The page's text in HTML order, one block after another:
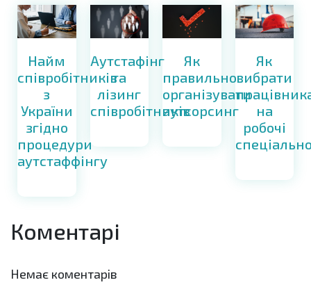
Найм
співробітників
з
України
згідно
процедури
аутстаффінгу
Аутстафінг
та
лізинг
співробітників
Як
правильно
організувати
аутсорсинг
Як
вибрати
на
робочі
Коментарі
Немає коментарів